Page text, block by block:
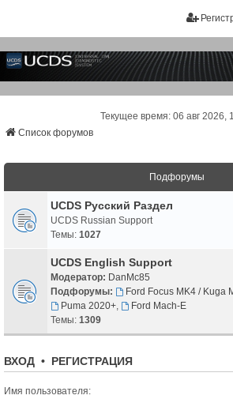
Текущее время: 06 авг 2026,
Список форумов
Подфорумы
UCDS Русский Раздел
UCDS Russian Support
Темы: 1027
UCDS English Support
Модератор: DanMc85
Подфорумы:
Ford Focus MK4 / Kuga
Puma 2020+,
Ford Mach-E
Темы: 1309
ВХОД • РЕГИСТРАЦИЯ
Имя пользователя: